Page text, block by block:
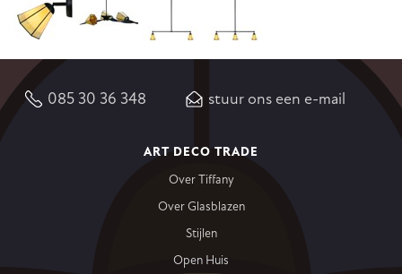
085 30 36 348 stuur ons een e-mail
ART DECO TRADE
Over Tiffany
Over Glasblazen
Stijlen
Open Huis